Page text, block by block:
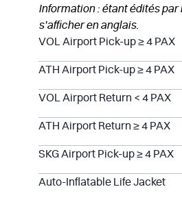
Information : étant édités
s’afficher en anglais.
VOL Airport Pick-up ≥ 4 PAX
ATH Airport Pick-up ≥ 4 PAX
VOL Airport Return < 4 PAX
ATH Airport Return ≥ 4 PAX
SKG Airport Pick-up ≥ 4 PAX
Auto-Inflatable Life Jacket